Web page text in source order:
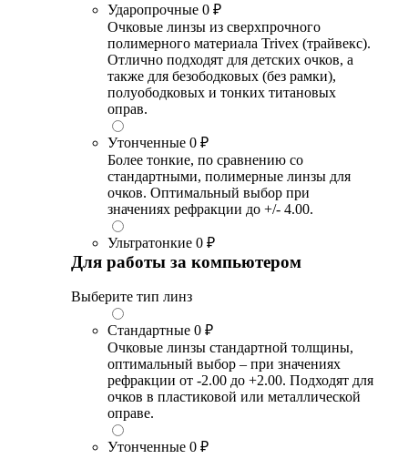
Ударопрочные 0 ₽
Очковые линзы из сверхпрочного
полимерного материала Trivex (трайвекс).
Отлично подходят для детских очков, а
также для безободковых (без рамки),
полуободковых и тонких титановых
оправ.
Утонченные 0 ₽
Более тонкие, по сравнению со
стандартными, полимерные линзы для
очков. Оптимальный выбор при
значениях рефракции до +/- 4.00.
Ультратонкие 0 ₽
Для работы за компьютером
Выберите тип линз
Стандартные 0 ₽
Очковые линзы стандартной толщины,
оптимальный выбор – при значениях
рефракции от -2.00 до +2.00. Подходят для
очков в пластиковой или металлической
оправе.
Утонченные 0 ₽